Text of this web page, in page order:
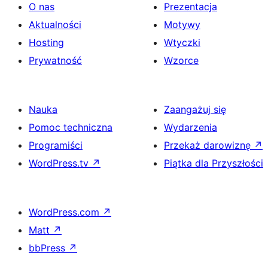
O nas
Aktualności
Hosting
Prywatność
Prezentacja
Motywy
Wtyczki
Wzorce
Nauka
Pomoc techniczna
Programiści
WordPress.tv ↗
Zaangażuj się
Wydarzenia
Przekaż darowiznę ↗
Piątka dla Przyszłości
WordPress.com ↗
Matt ↗
bbPress ↗